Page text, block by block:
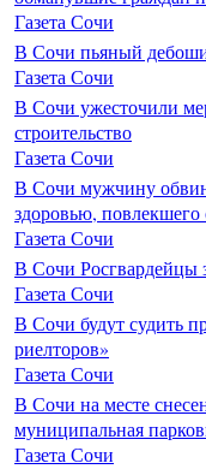
Газета Сочи
В Сочи пьяный
Газета Сочи
В Сочи ужесточили
строительство
Газета Сочи
В Сочи мужчину
здоровью, повлекшего
Газета Сочи
В Сочи Росгвардейцы
Газета Сочи
В Сочи будут судить
риелторов»
Газета Сочи
В Сочи на месте
муниципальная
Газета Сочи